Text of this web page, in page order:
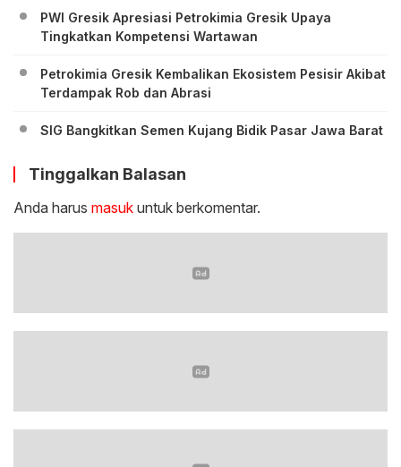
PWI Gresik Apresiasi Petrokimia Gresik Upaya
Tingkatkan Kompetensi Wartawan
Petrokimia Gresik Kembalikan Ekosistem Pesisir Akibat
Terdampak Rob dan Abrasi
SIG Bangkitkan Semen Kujang Bidik Pasar Jawa Barat
Tinggalkan Balasan
Anda harus masuk untuk berkomentar.